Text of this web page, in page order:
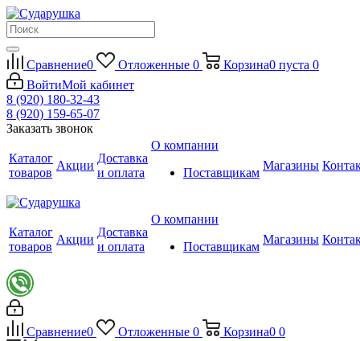
Сравнение0 Отложенные 0 Корзина0 пуста 0
ВойтиМой кабинет
8 (920) 180-32-43
8 (920) 159-65-07
Заказать звонок
Каталог
товаров
Акции
Доставка
и оплата
О компании
Поставщикам
Магазины
Каталог
товаров
Акции
Доставка
и оплата
О компании
Поставщикам
Магазины
Сравнение0 Отложенные 0 Корзина0 0